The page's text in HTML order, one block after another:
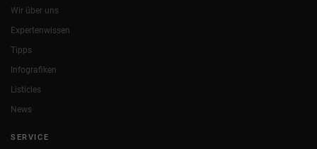
Wir über uns
Expertenwissen
Tipps
Infografiken
Listicles
News
SERVICE